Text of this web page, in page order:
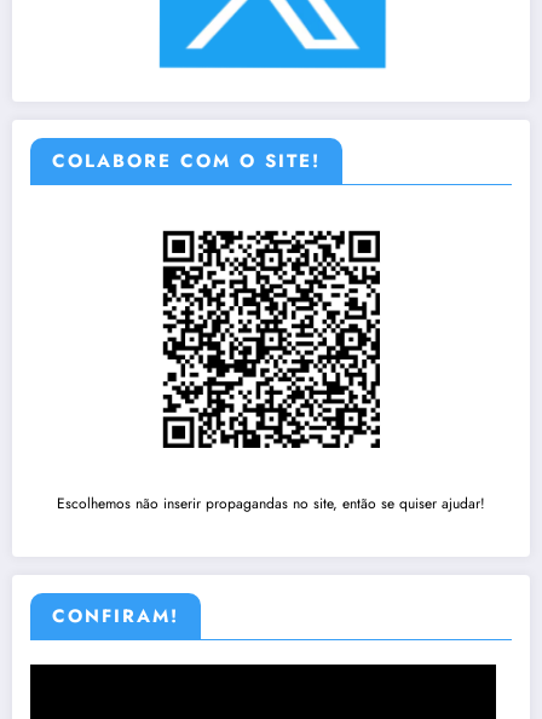
COLABORE COM O SITE!
Escolhemos não inserir propagandas no site, então se quiser ajudar!
CONFIRAM!